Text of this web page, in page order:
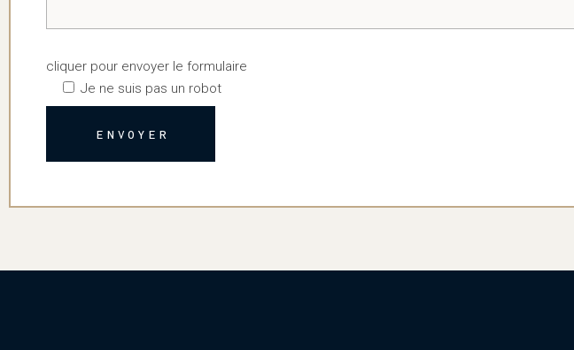
cliquer pour envoyer le formulaire
Je ne suis pas un robot
ENVOYER